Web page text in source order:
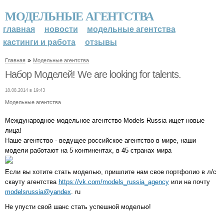
МОДЕЛЬНЫЕ АГЕНТСТВА
главная новости
модельные агентства
кастинги и работа
отзывы
Главная » Модельные агентства
Набор Моделей! We are looking for talents.
18.08.2014 в 19:43
Модельные агентства
Международное модельное агентство Models Russia ищет новые
лица!
Наше агентство - ведущее российское агентство в мире, наши
модели работают на 5 континентах, в 45 странах мира
Если вы хотите стать моделью, пришлите нам свое портфолио в л/с
скауту агентства https://vk.com/models_russia_agency или на почту
modelsrussia@yandex . ru
Не упусти свой шанс стать успешной моделью!